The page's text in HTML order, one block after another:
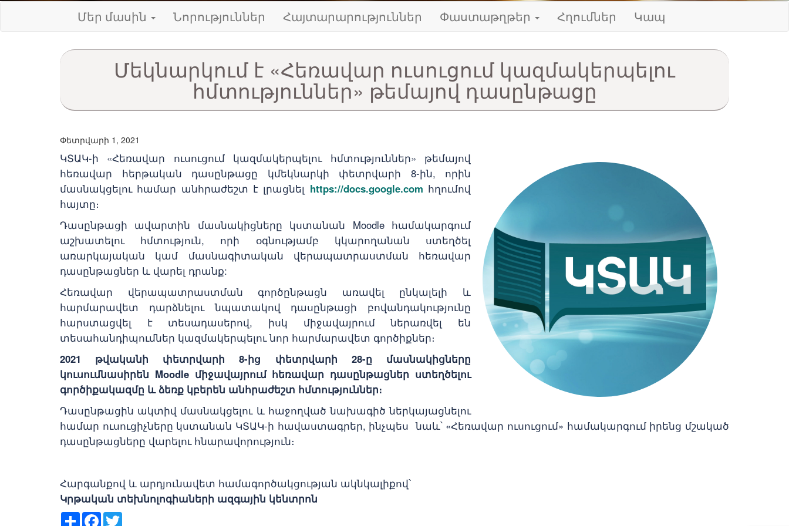
Մեր մասին Նորություններ Հայտարարություններ Փաստաթղթեր Հղումներ Կապ
Մեկնարկում է «Հեռավար ուսուցում կազմակերպելու
հմտություններ» թեմայով դասընթացը
Փետրվարի 1, 2021
ԿՏԱԿ-ի «Հեռավար ուսուցում կազմակերպելու հմտություններ» թեմայով
հեռավար հերթական դասընթացը կմեկնարկի փետրվարի 8-ին, որին
մասնակցելու համար անհրաժեշտ է լրացնել https://docs.google.com հղումով
հայտը։
Դասընթացի ավարտին մասնակիցները կստանան Moodle համակարգում
աշխատելու հմտություն, որի օգնությամբ կկարողանան ստեղծել
առարկայական կամ մասնագիտական վերապատրաստման հեռավար
դասընթացներ և վարել դրանք:
Հեռավար վերապատրաստման գործընթացն առավել ընկալելի և
հարմարավետ դարձնելու նպատակով դասընթացի բովանդակությունը
հարստացվել է տեսադասերով, իսկ միջավայրում ներառվել են
տեսահանդիպումներ կազմակերպելու նոր հարմարավետ գործիքներ։
2021 թվականի փետրվարի 8-ից փետրվարի 28-ը մասնակիցները
կուսումնասիրեն Moodle միջավայրում հեռավար դասընթացներ ստեղծելու
գործիքակազմը և ձեռք կբերեն անհրաժեշտ հմտություններ։
Դասընթացին ակտիվ մասնակցելու և հաջողված նախագիծ ներկայացնելու
համար ուսուցիչները կստանան ԿՏԱԿ-ի հավաստագրեր, ինչպես նաև՝ «Հեռավար ուսուցում» համակարգում իրենց մշակած
դասընթացները վարելու հնարավորություն։
Հարգանքով և արդյունավետ համագործակցության ակնկալիքով՝
Կրթական տեխնոլոգիաների ազգային կենտրոն
Share Facebook